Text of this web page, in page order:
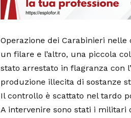
Operazione dei Carabinieri
un filare e l’altro, una piccola
stato arrestato in flagranza con
produzione illecita di sostanze
Il controllo è scattato nel tardo
A intervenire sono stati i militari